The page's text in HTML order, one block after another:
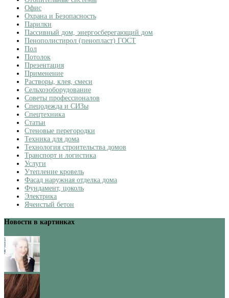
Офис
Охрана и Безопасность
Парилки
Пассивный дом, энергосберегающий дом
Пенополистирол (пенопласт) ГОСТ
Пол
Потолок
Презентация
Применение
Растворы, клея, смеси
Сельхозоборудование
Советы профессионалов
Спецодежда и СИЗы
Спецтехника
Статьи
Стеновые перегородки
Техника для дома
Технология строительства домов
Транспорт и логистика
Услуги
Утепление кровель
Фасад наружная отделка дома
Фундамент, цоколь
Электрика
Ячеистый бетон
Новости в картинках